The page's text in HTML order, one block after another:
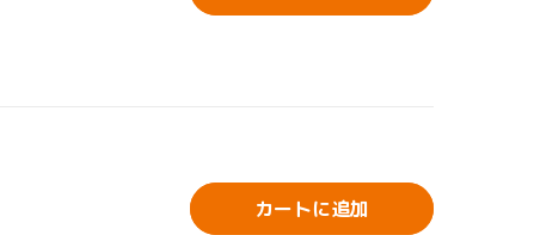
カートに追加